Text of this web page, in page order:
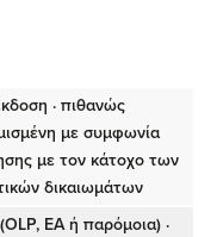
· πιθανώς
με συμφωνία
με τον κάτοχο των
δικαιωμάτων
EA ή παρόμοια) ·